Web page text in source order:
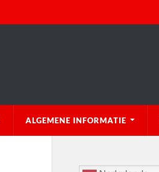
ALGEMENE INFORMATIE